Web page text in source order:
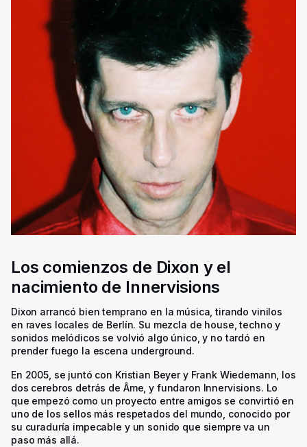
Los comienzos de Dixon y el
nacimiento de Innervisions
Dixon arrancó bien temprano en la música, tirando vinilos
en raves locales de Berlín. Su mezcla de house, techno y
sonidos melódicos se volvió algo único, y no tardó en
prender fuego la escena underground.
En 2005, se juntó con Kristian Beyer y Frank Wiedemann, los
dos cerebros detrás de Âme, y fundaron Innervisions. Lo
que empezó como un proyecto entre amigos se convirtió en
uno de los sellos más respetados del mundo, conocido por
su curaduría impecable y un sonido que siempre va un
paso más allá.